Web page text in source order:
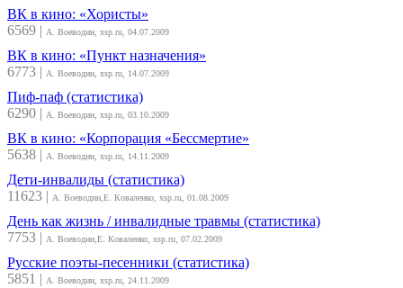
ВК в кино: «Хористы»
6569 | А. Воеводин, xsp.ru, 04.07.2009
ВК в кино: «Пункт назначения»
6773 | А. Воеводин, xsp.ru, 14.07.2009
Пиф-паф (статистика)
6290 | А. Воеводин, xsp.ru, 03.10.2009
ВК в кино: «Корпорация «Бессмертие»
5638 | А. Воеводин, xsp.ru, 14.11.2009
Дети-инвалиды (статистика)
11623 | А. Воеводин,Е. Коваленко, xsp.ru, 01.08.2009
День как жизнь / инвалидные травмы (статистика)
7753 | А. Воеводин,Е. Коваленко, xsp.ru, 07.02.2009
Русские поэты-песенники (статистика)
5851 | А. Воеводин, xsp.ru, 24.11.2009